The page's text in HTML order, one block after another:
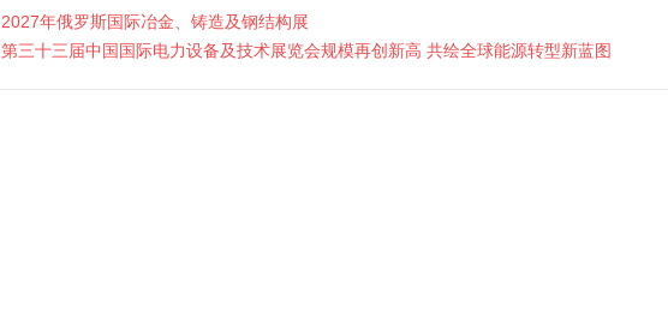
2027年俄罗斯国际冶金、铸造及钢结构展
第三十三届中国国际电力设备及技术展览会规模再创新高 共绘全球能源转型新蓝图